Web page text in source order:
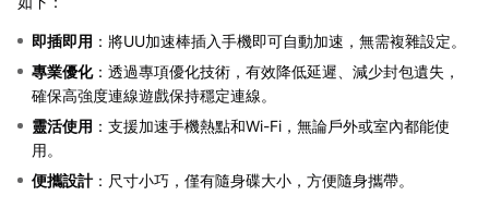
即插即用 ：將UU加速棒插入手機即可自動加速，無需複雜設定。
專業優化：透過專項優化技術，有效降低延遲、減少封包遺失，
確保高強度連線遊戲保持穩定連線。
靈活使用 ：支援加速手機熱點和Wi-Fi，無論戶外或室內都能使
用。
便攜設計：尺寸小巧，僅有隨身碟大小，方便隨身攜帶。